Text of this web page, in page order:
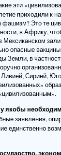
эти
приходили к
фашизм? Это те
в Африку,
Мексиканском
опасные
Земли, в
Сирией,
якобы
заявления,
единственно